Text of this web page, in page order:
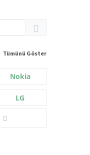
Tümünü Göster
Nokia
LG